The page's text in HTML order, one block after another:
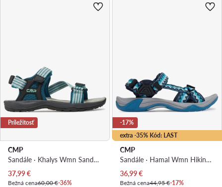
Príležitosť
CMP
Sandále · Khalys Wmn Sandal 3Q91936 · Modrá
Aktuálna cena
37,99€
Bežná cena60,00 €-36%
extra -35% Kód: LAST
-17%
CMP
Sandále · Hamal Wmn Hiking Sandal 38Q9956 · Modrá
Aktuálna cena
36,99€
Bežná cena44,95 €-17%